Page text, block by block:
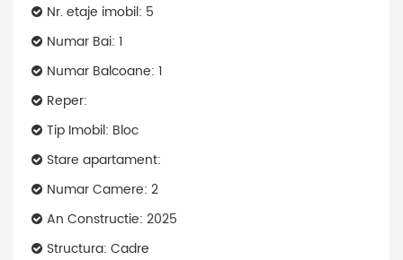
Nr. etaje imobil: 5
Numar Bai: 1
Numar Balcoane: 1
Reper:
Tip Imobil: Bloc
Stare apartament:
Numar Camere: 2
An Constructie: 2025
Structura: Cadre